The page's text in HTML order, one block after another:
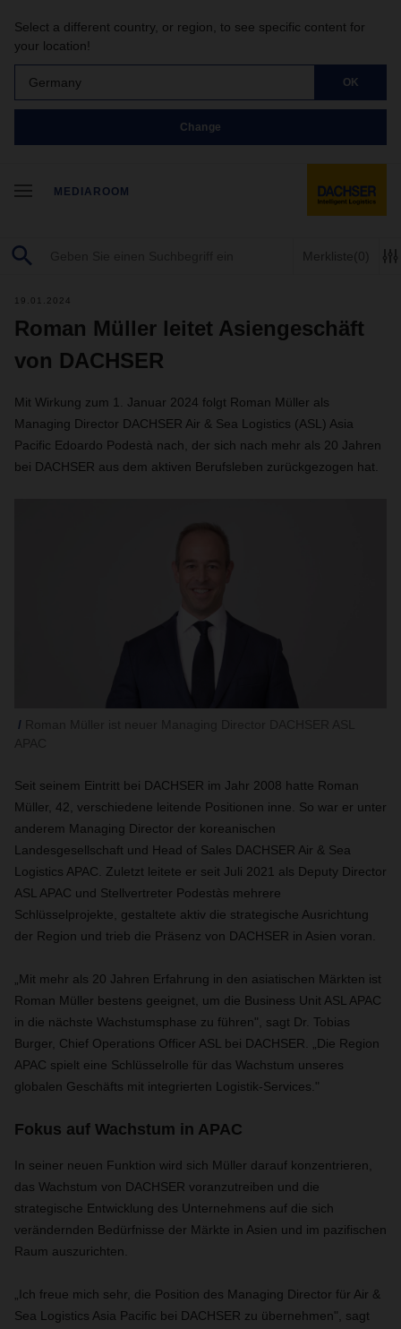
Select a different country, or region, to see specific content for
your location!
Germany OK
Change
MEDIAROOM
Merkliste(0)
19.01.2024
Roman Müller leitet Asiengeschäft
von DACHSER
Mit Wirkung zum 1. Januar 2024 folgt Roman Müller als
Managing Director DACHSER Air & Sea Logistics (ASL) Asia
Pacific Edoardo Podestà nach, der sich nach mehr als 20 Jahren
bei DACHSER aus dem aktiven Berufsleben zurückgezogen hat.
Seit seinem Eintritt bei DACHSER im Jahr 2008 hatte Roman
Müller, 42, verschiedene leitende Positionen inne. So war er unter
anderem Managing Director der koreanischen
Landesgesellschaft und Head of Sales DACHSER Air & Sea
Logistics APAC. Zuletzt leitete er seit Juli 2021 als Deputy Director
ASL APAC und Stellvertreter Podestàs mehrere
Schlüsselprojekte, gestaltete aktiv die strategische Ausrichtung
der Region und trieb die Präsenz von DACHSER in Asien voran.
„Mit mehr als 20 Jahren Erfahrung in den asiatischen Märkten ist
Roman Müller bestens geeignet, um die Business Unit ASL APAC
in die nächste Wachstumsphase zu führen", sagt Dr. Tobias
Burger, Chief Operations Officer ASL bei DACHSER. „Die Region
APAC spielt eine Schlüsselrolle für das Wachstum unseres
globalen Geschäfts mit integrierten Logistik-Services."
Fokus auf Wachstum in APAC
In seiner neuen Funktion wird sich Müller darauf konzentrieren,
das Wachstum von DACHSER voranzutreiben und die
strategische Entwicklung des Unternehmens auf die sich
verändernden Bedürfnisse der Märkte in Asien und im pazifischen
Raum auszurichten.
„Ich freue mich sehr, die Position des Managing Director für Air &
Sea Logistics Asia Pacific bei DACHSER zu übernehmen", sagt